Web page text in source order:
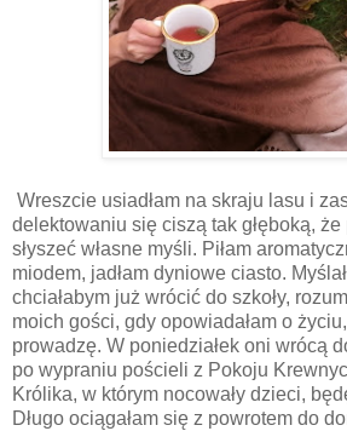
Wreszcie usiadłam na skraju lasu i
delektowaniu się ciszą tak głęboką,
słyszeć własne myśli. Piłam
miodem, jadłam dyniowe ciasto.
chciałabym już wrócić do szkoły,
moich gości, gdy opowiadałam o
prowadzę. W poniedziałek oni wrócą
po wypraniu pościeli z Pokoju
Królika, w którym nocowały dzieci,
Długo ociągałam się z powrotem do